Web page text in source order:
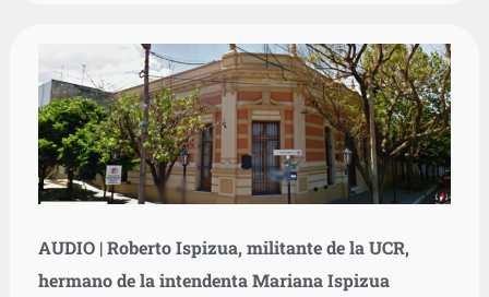
AUDIO | Roberto Ispizua, militante de la UCR,
hermano de la intendenta Mariana Ispizua